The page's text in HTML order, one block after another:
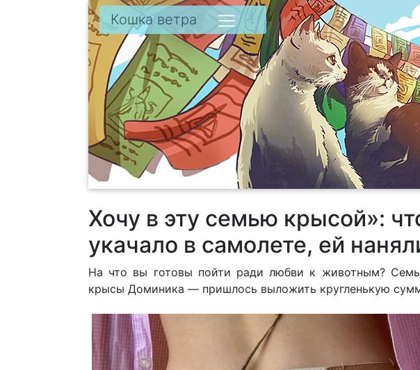
Кошка ветра
Хочу в эту семью крысой»:
укачало в самолете, ей
На что вы готовы пойти ради любви к животным?
крысы Доминика — пришлось выложить кругленькую